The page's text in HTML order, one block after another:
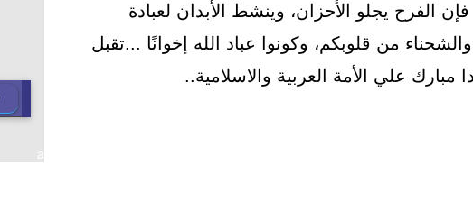
فإن الفرح يجلو الأحزان، وينشط الأبدان لعبادة
والشحناء من قلوبكم، وكونوا عباد الله إخوانًا ...تقبل
مبارك علي الأمة العربية والاسلامية..
a